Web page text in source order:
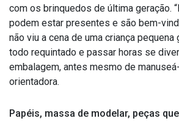
com os brinquedos de última geração.
podem estar presentes e são bem-
não viu a cena de uma criança pequena
todo requintado e passar horas se
embalagem, antes mesmo de
orientadora.
Papéis, massa de modelar, peças